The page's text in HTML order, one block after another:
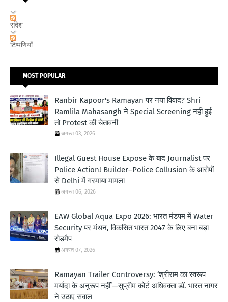
संदेश
टिप्पणियाँ
MOST POPULAR
Ranbir Kapoor's Ramayan पर नया विवाद? Shri
Ramlila Mahasangh ने Special Screening नहीं हुई
तो Protest की चेतावनी
अगस्त 03, 2026
Illegal Guest House Expose के बाद Journalist पर
Police Action! Builder–Police Collusion के आरोपों
से Delhi में गरमाया मामला
अगस्त 06, 2026
EAW Global Aqua Expo 2026: भारत मंडपम में Water
Security पर मंथन, विकसित भारत 2047 के लिए बना बड़ा
रोडमैप
अगस्त 07, 2026
Ramayan Trailer Controversy: ‘श्रीराम का स्वरूप
मर्यादा के अनुरूप नहीं’—सुप्रीम कोर्ट अधिवक्ता डॉ. भारत नागर
ने उठाए सवाल